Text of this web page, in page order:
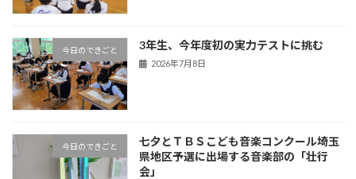
今日のできごと 3年生、今年度初の実力テストに挑む
2026年7月8日
今日のできごと
七夕とＴＢＳこども音楽コンクール埼玉
県地区予選に出場する音楽部の「壮行
会」